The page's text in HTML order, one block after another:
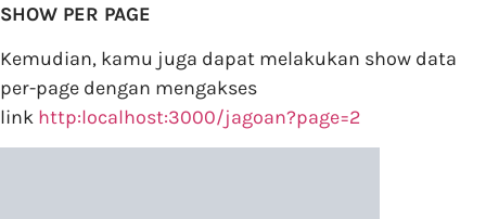
SHOW PER PAGE
Kemudian, kamu juga dapat melakukan show data
per-page dengan mengakses
link http:localhost:3000/jagoan?page=2